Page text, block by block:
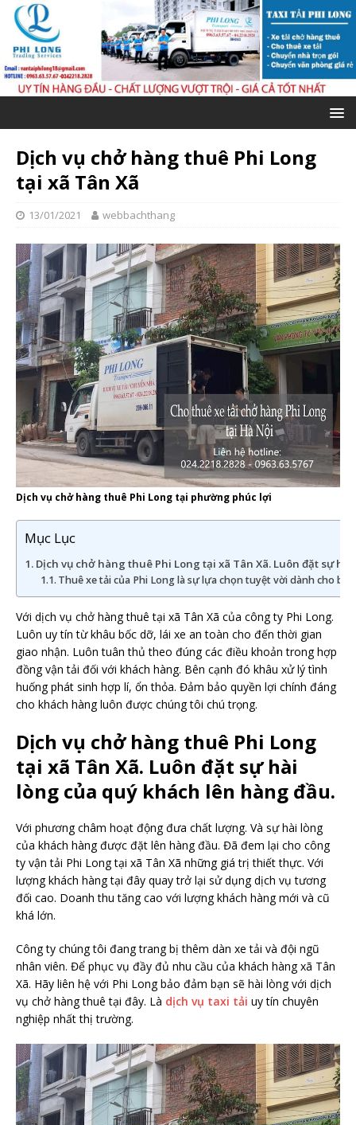
Dịch vụ chở hàng thuê Phi Long
tại xã Tân Xã
13/01/2021 webbachthang
Dịch vụ chở hàng thuê Phi Long tại phường phúc lợi
Mục Lục
Dịch vụ chở hàng thuê Phi Long tại xã Tân Xã. Luôn đặt sự
Thuê xe tải của Phi Long là sự lựa chọn tuyệt vời dành cho
Với dịch vụ chở hàng thuê tại xã Tân Xã của công ty Phi Long.
Luôn uy tín từ khâu bốc dỡ, lái xe an toàn cho đến thời gian
giao nhận. Luôn tuân thủ theo đúng các điều khoản trong hợp
đồng vận tải đối với khách hàng. Bên cạnh đó khâu xử lý tình
huống phát sinh hợp lí, ổn thỏa. Đảm bảo quyền lợi chính đáng
cho khách hàng luôn được chúng tôi chú trọng.
Dịch vụ chở hàng thuê Phi Long
tại xã Tân Xã. Luôn đặt sự hài
lòng của quý khách lên hàng đầu.
Với phương châm hoạt động đưa chất lượng. Và sự hài lòng
của khách hàng được đặt lên hàng đầu. Đã đem lại cho công
ty vận tải Phi Long tại xã Tân Xã những giá trị thiết thực. Với
lượng khách hàng tại đây quay trở lại sử dụng dịch vụ tương
đối cao. Doanh thu tăng cao với lượng khách hàng mới và cũ
khá lớn.
Công ty chúng tôi đang trang bị thêm dàn xe tải và đội ngũ
nhân viên. Để phục vụ đầy đủ nhu cầu của khách hàng xã Tân
Xã. Hãy liên hệ với Phi Long bảo đảm bạn sẽ hài lòng với dịch
vụ chở hàng thuê tại đây. Là dịch vụ taxi tải uy tín chuyên
nghiệp nhất thị trường.